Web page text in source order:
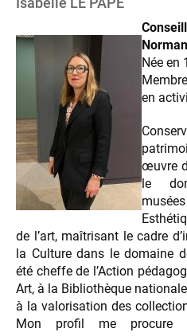
Née en
en
œuvre
le
de l’art, maîtrisant le cadre
la Culture dans le domaine
été cheffe de l’Action
Art, à la Bibliothèque
à la valorisation des
Mon profil me procure